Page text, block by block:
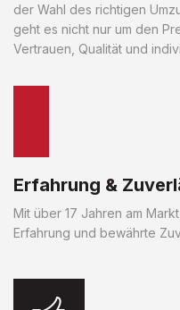
der Wahl des richtigen
geht es nicht nur um den
Vertrauen, Qualität und
Erfahrung &
Mit über 17 Jahren am
Erfahrung und bewährte